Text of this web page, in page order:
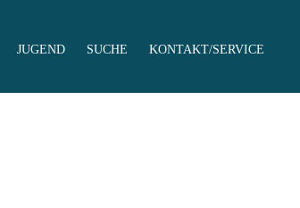
JUGEND SUCHE KONTAKT/SERVICE